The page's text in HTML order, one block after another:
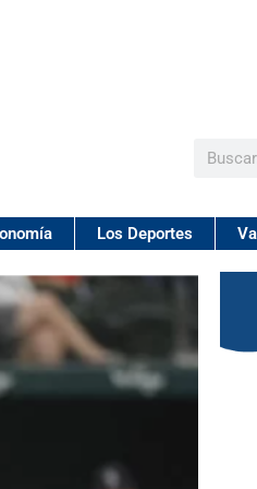
Buscar
Los Deportes